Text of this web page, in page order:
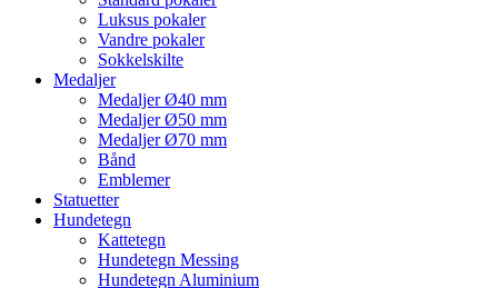
Luksus pokaler
Vandre pokaler
Sokkelskilte
Medaljer
Medaljer Ø40 mm
Medaljer Ø50 mm
Medaljer Ø70 mm
Bånd
Emblemer
Statuetter
Hundetegn
Kattetegn
Hundetegn Messing
Hundetegn Aluminium